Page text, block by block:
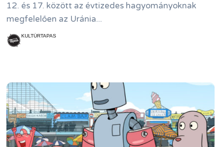
12. és 17. között az évtizedes hagyományoknak
megfelelően az Uránia...
KULTÚRTAPAS